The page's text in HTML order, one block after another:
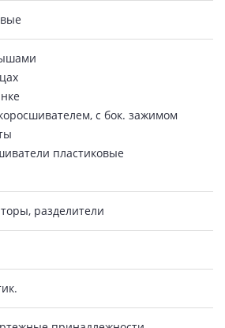
с бок. зажимом
пластиковые
разделители